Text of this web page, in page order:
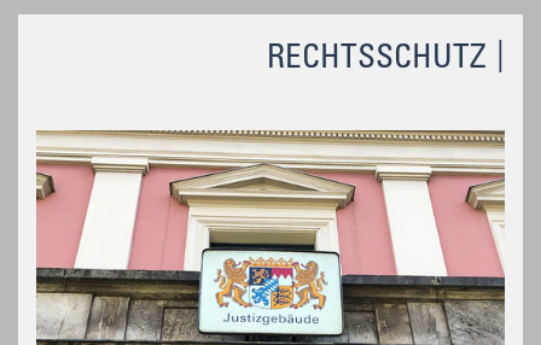
RECHTSSCHUTZ